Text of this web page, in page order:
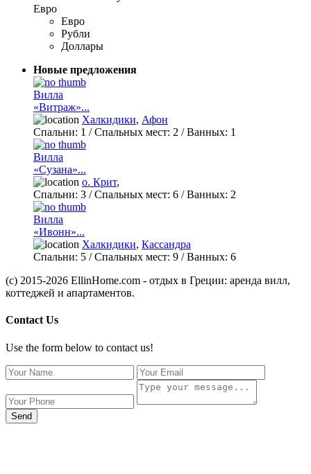
Евро
Евро
Рубли
Доллары
Новые предложения
Вилла
«Витраж»...
Халкидики, Афон
Спальни: 1 / Спальных мест: 2 /Ванных: 1
Вилла
«Сузана»...
о. Крит,
Спальни: 3 / Спальных мест: 6 /Ванных: 2
Вилла
«Ивонн»...
Халкидики, Кассандра
Спальни: 5 / Спальных мест: 9 /Ванных: 6
(c) 2015-2026 EllinHome.com - отдых в Греции: аренда вилл,
коттеджей и апартаментов.
Contact Us
Use the form below to contact us!
Send